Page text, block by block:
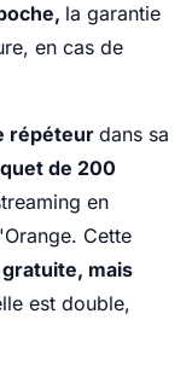
la garantie
en cas de
répéteurdans sa
de 200
en
Cette
mais
est double,